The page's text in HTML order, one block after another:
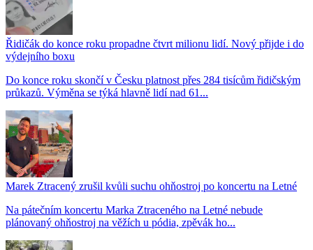
Řidičák do konce roku propadne čtvrt milionu lidí. Nový přijde i do
výdejního boxu
Do konce roku skončí v Česku platnost přes 284 tisícům řidičským
průkazů. Výměna se týká hlavně lidí nad 61...
Marek Ztracený zrušil kvůli suchu ohňostroj po koncertu na Letné
Na pátečním koncertu Marka Ztraceného na Letné nebude
plánovaný ohňostroj na věžích u pódia, zpěvák ho...